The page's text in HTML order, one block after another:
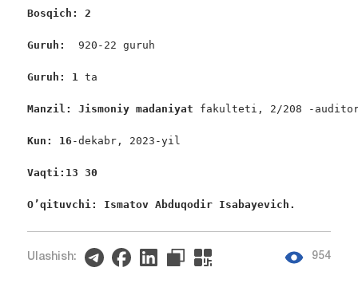
Bosqich: 2
Guruh: 920-22 guruh
Guruh: 1 ta
Manzil: Jismoniy madaniyat fakulteti, 2/208 -
Kun: 16 -dekabr, 2023-yil
Vaqti:13 30
O’qituvchi: Ismatov Abduqodir Isabayevich.
Ulashish: 954